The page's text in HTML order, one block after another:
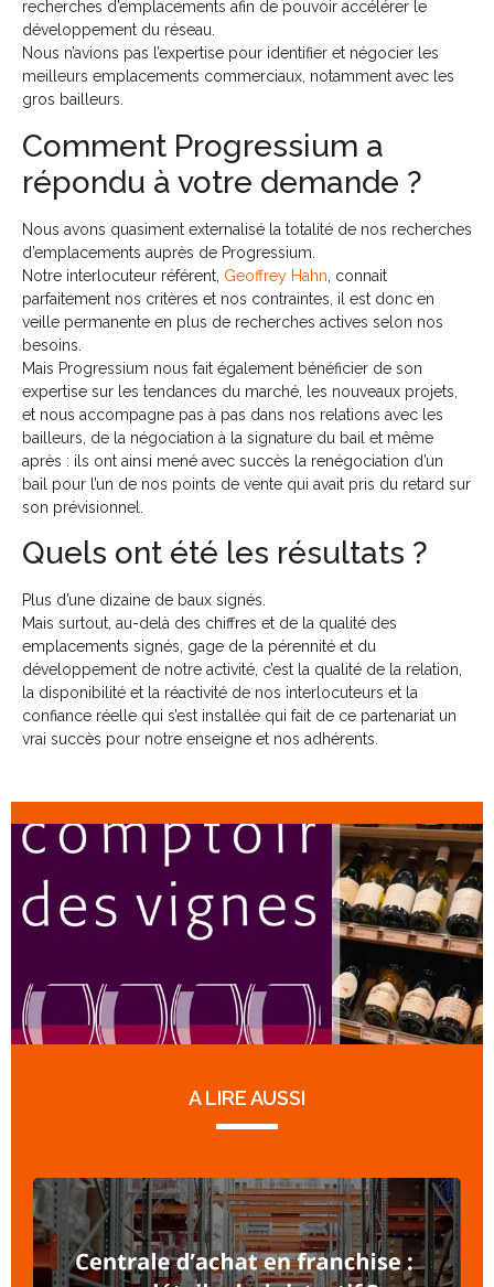
recherches d’emplacements afin de pouvoir accélérer le
développement du réseau.
Nous n’avions pas l’expertise pour identifier et négocier les
meilleurs emplacements commerciaux, notamment avec les
gros bailleurs.
Comment Progressium a
répondu à votre demande ?
Nous avons quasiment externalisé la totalité de nos recherches
d’emplacements auprès de Progressium.
Notre interlocuteur référent, Geoffrey Hahn , connait
parfaitement nos critères et nos contraintes, il est donc en
veille permanente en plus de recherches actives selon nos
besoins.
Mais Progressium nous fait également bénéficier de son
expertise sur les tendances du marché, les nouveaux projets,
et nous accompagne pas à pas dans nos relations avec les
bailleurs, de la négociation à la signature du bail et même
après : ils ont ainsi mené avec succès la renégociation d’un
bail pour l’un de nos points de vente qui avait pris du retard sur
son prévisionnel.
Quels ont été les résultats ?
Plus d’une dizaine de baux signés.
Mais surtout, au-delà des chiffres et de la qualité des
emplacements signés, gage de la pérennité et du
développement de notre activité, c’est la qualité de la relation,
la disponibilité et la réactivité de nos interlocuteurs et la
confiance réelle qui s’est installée qui fait de ce partenariat un
vrai succès pour notre enseigne et nos adhérents.
A LIRE AUSSI